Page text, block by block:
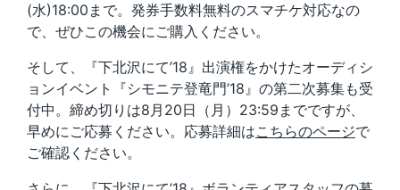
(水)18:00まで。発券手数料無料のスマチケ対応なの
で、ぜひこの機会にご購入ください。
そして、『下北沢にて’18』出演権をかけたオーディシ
ョンイベント『シモニテ登竜門’18』の第二次募集も受
付中。締め切りは8月20日（月）23:59までですが、
早めにご応募ください。応募詳細はこちらのページで
ご確認ください。